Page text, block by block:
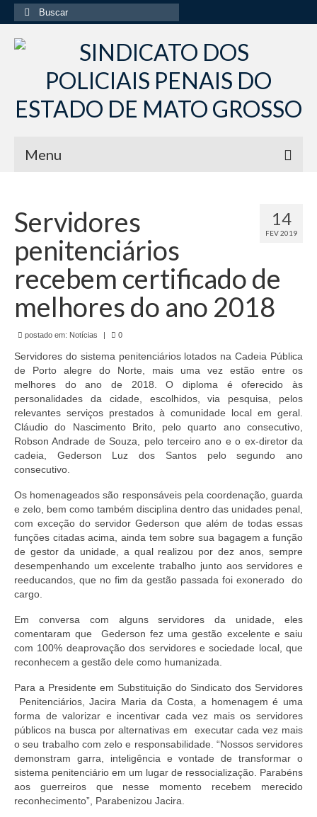
Buscar
por:
Menu
Institucional
Diretoria Sindsppen
Histórico do Sindsppen
Histórico do Sistema Penitenciário do Estado
Formulário de Requerimento Padrão Sindsppen
Estatuto do Sindsppen
Tabela Salarial do Sistema Penitenciário
Serviços prestados pelo Sindicato dos
Servidores Penitenciários de Mato Grosso
Notícias Gerais
Artigos
Esportes
Notícias
Pautas Nacionais
Convênios
Fale Conosco
Permutas Disponíveis
Área do Filiado
Regimento interno do Sindsppen
14
FEV 2019
Servidores
penitenciários
recebem certificado de
melhores do ano 2018
postado em: Notícias | 0
Servidores do sistema penitenciários lotados na Cadeia Pública
de Porto alegre do Norte, mais uma vez estão entre os
melhores do ano de 2018. O diploma é oferecido às
personalidades da cidade, escolhidos, via pesquisa, pelos
relevantes serviços prestados à comunidade local em geral.
Cláudio do Nascimento Brito, pelo quarto ano consecutivo,
Robson Andrade de Souza, pelo terceiro ano e o ex-diretor da
cadeia, Gederson Luz dos Santos pelo segundo ano
consecutivo.
Os homenageados são responsáveis pela coordenação, guarda
e zelo, bem como também disciplina dentro das unidades penal,
com exceção do servidor Gederson que além de todas essas
funções citadas acima, ainda tem sobre sua bagagem a função
de gestor da unidade, a qual realizou por dez anos, sempre
desempenhando um excelente trabalho junto aos servidores e
reeducandos, que no fim da gestão passada foi exonerado do
cargo.
Em conversa com alguns servidores da unidade, eles
comentaram que Gederson fez uma gestão excelente e saiu
com 100% deaprovação dos servidores e sociedade local, que
reconhecem a gestão dele como humanizada.
Para a Presidente em Substituição do Sindicato dos Servidores
Penitenciários, Jacira Maria da Costa, a homenagem é uma
forma de valorizar e incentivar cada vez mais os servidores
públicos na busca por alternativas em executar cada vez mais
o seu trabalho com zelo e responsabilidade. “Nossos servidores
demonstram garra, inteligência e vontade de transformar o
sistema penitenciário em um lugar de ressocialização. Parabéns
aos guerreiros que nesse momento recebem merecido
reconhecimento”, Parabenizou Jacira.